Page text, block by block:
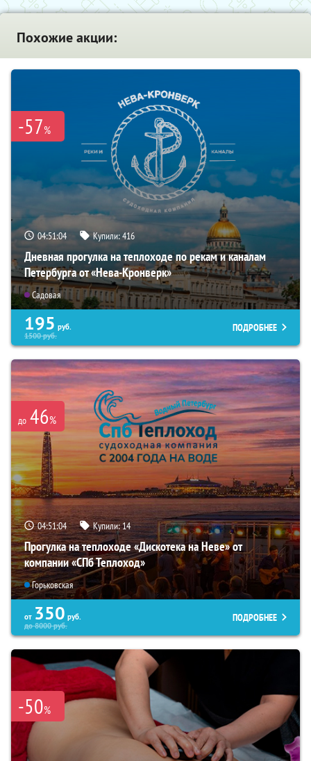
Похожие акции:
-57%
04:51:03 Купили:416
Дневная прогулка на теплоходе по рекам и каналам
Петербурга от «Нева-Кронверк»
Садовая
195 руб.
1500руб.
ПОДРОБНЕЕ
до 46%
04:51:03 Купили:14
Прогулка на теплоходе «Дискотека на Неве» от
компании «СПб Теплоход»
Горьковская
от 350 руб.
до8000руб.
ПОДРОБНЕЕ
-50%